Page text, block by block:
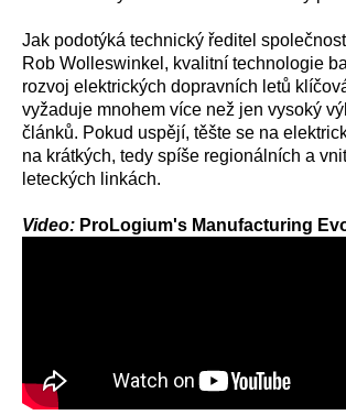
Jak podotýká technický ředitel
Rob Wolleswinkel, kvalitní technologie
rozvoj elektrických dopravních letů
vyžaduje mnohem více než jen vysoký
článků. Pokud uspějí, těšte se na
na krátkých, tedy spíše regionálních a
leteckých linkách.
Video: ProLogium's Manufacturing